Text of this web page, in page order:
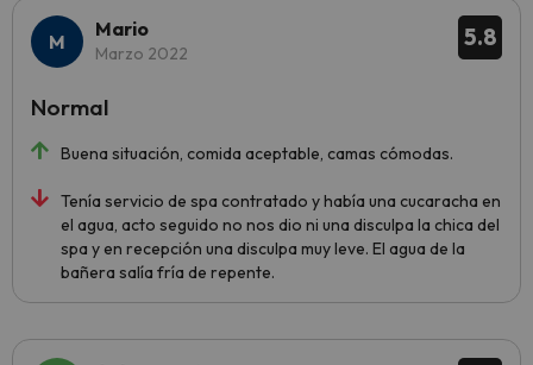
5.8
Mario
Marzo 2022
Buena situación, comida aceptable, camas cómodas.
Tenía servicio de spa contratado y había una cucaracha en
el agua, acto seguido no nos dio ni una disculpa la chica del
spa y en recepción una disculpa muy leve. El agua de la
bañera salía fría de repente.
Normal